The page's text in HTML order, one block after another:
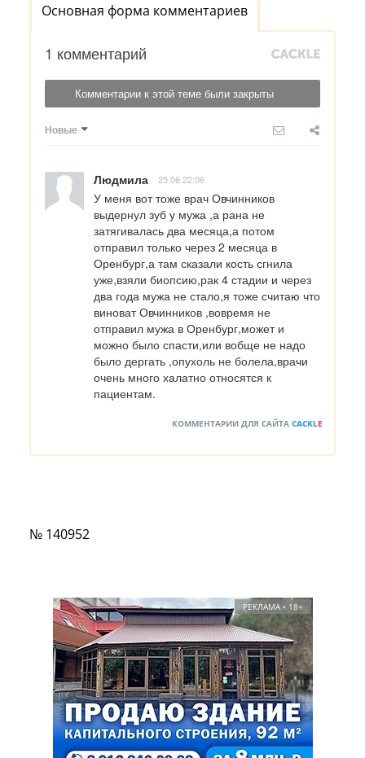
Основная форма комментариев
1 комментарий
Комментарии к этой теме были закрыты
Новые
Людмила 25.06 22:06
У меня вот тоже врач Овчинников
выдернул зуб у мужа ,а рана не
затягивалась два месяца,а потом
отправил только через 2 месяца в
Оренбург,а там сказали кость сгнила
уже,взяли биопсию,рак 4 стадии и через
два года мужа не стало,я тоже считаю что
виноват Овчинников ,вовремя не
отправил мужа в Оренбург,может и
можно было спасти,или вобще не надо
было дергать ,опухоль не болела,врачи
очень много халатно относятся к
пациентам.
КОММЕНТАРИИ ДЛЯ САЙТА CACKLE
№ 140952
РЕКЛАМА • 18+